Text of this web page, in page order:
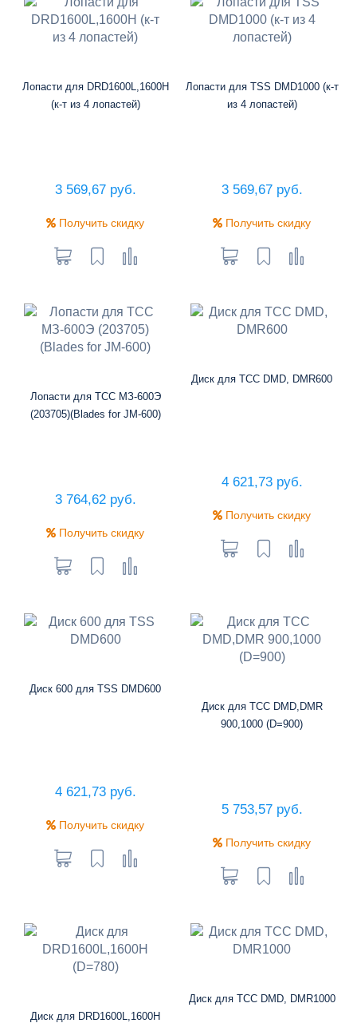
Лопасти для DRD1600L,1600H
(к-т из 4 лопастей)
3 569,67 руб.
Получить скидку
Лопасти для TSS DMD1000 (к-т
из 4 лопастей)
3 569,67 руб.
Получить скидку
Лопасти для ТСС МЗ-600Э
(203705)(Blades for JM-600)
3 764,62 руб.
Получить скидку
Диск для ТСС DMD, DMR600
4 621,73 руб.
Получить скидку
Диск 600 для TSS DMD600
4 621,73 руб.
Получить скидку
Диск для ТСС DMD,DMR
900,1000 (D=900)
5 753,57 руб.
Получить скидку
Диск для DRD1600L,1600H
Диск для ТСС DMD, DMR1000